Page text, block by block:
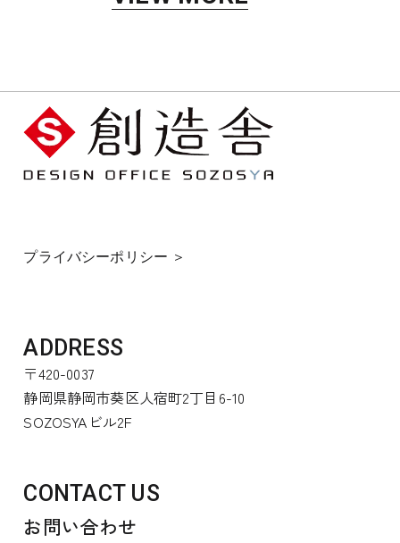
プライバシーポリシー ＞
ADDRESS
〒420-0037
静岡県静岡市葵区人宿町2丁目6-10
SOZOSYAビル2F
CONTACT US
お問い合わせ